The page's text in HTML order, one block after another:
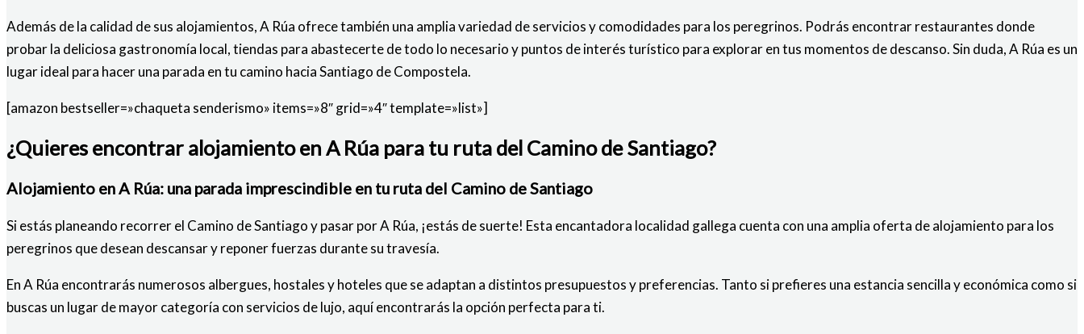
Además de la calidad de sus alojamientos, A Rúa ofrece también una amplia variedad de servicios y comodidades para los peregrinos. Podrás encontrar restaurantes donde
probar la deliciosa gastronomía local, tiendas para abastecerte de todo lo necesario y puntos de interés turístico para explorar en tus momentos de descanso. Sin duda, A Rúa es un
lugar ideal para hacer una parada en tu camino hacia Santiago de Compostela.
[amazon bestseller=»chaqueta senderismo» items=»8″ grid=»4″ template=»list»]
¿Quieres encontrar alojamiento en A Rúa para tu ruta del Camino de Santiago?
Alojamiento en A Rúa: una parada imprescindible en tu ruta del Camino de Santiago
Si estás planeando recorrer el Camino de Santiago y pasar por A Rúa, ¡estás de suerte! Esta encantadora localidad gallega cuenta con una amplia oferta de alojamiento para los
peregrinos que desean descansar y reponer fuerzas durante su travesía.
En A Rúa encontrarás numerosos albergues, hostales y hoteles que se adaptan a distintos presupuestos y preferencias. Tanto si prefieres una estancia sencilla y económica como si
buscas un lugar de mayor categoría con servicios de lujo, aquí encontrarás la opción perfecta para ti.